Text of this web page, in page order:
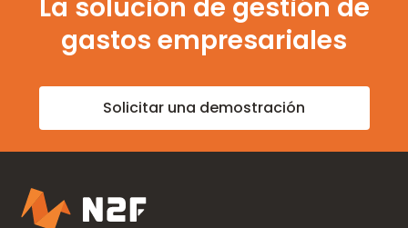
La solución de gestión de
gastos empresariales
Solicitar una demostración